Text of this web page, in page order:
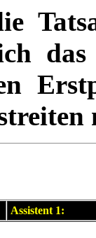
Assistent 1: